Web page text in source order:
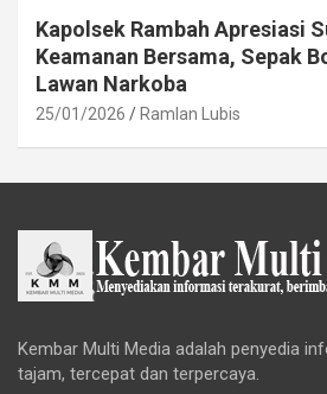
Kapolsek Rambah Apresiasi
Keamanan Bersama, Sepak
Lawan Narkoba
25/01/2026 Ramlan Lubis
Kembar Multi Media adalah penyedia
tajam, tercepat dan terpercaya.